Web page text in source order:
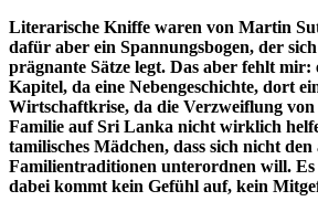
Literarische Kniffe waren von Martin
dafür aber ein Spannungsbogen, der
prägnante Sätze legt. Das aber fehlt mir:
Kapitel, da eine Nebengeschichte, dort
Wirtschaftkrise, da die Verzweiflung
Familie auf Sri Lanka nicht wirklich
tamilisches Mädchen, dass sich nicht den
Familientraditionen unterordnen will.
dabei kommt kein Gefühl auf, kein